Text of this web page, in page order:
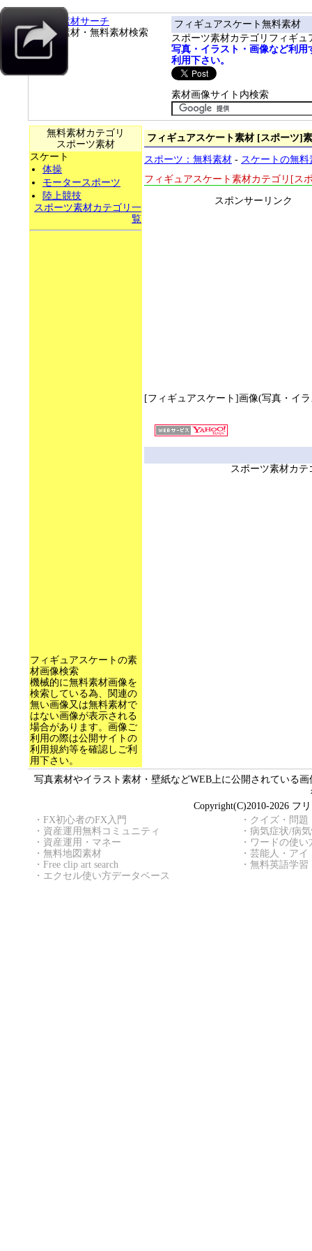
フリー素材サーチ
フリー素材・無料素材検索
フィギュアスケート無料素材
スポーツ素材カテゴリフィギ
写真・イラスト・画像など利
利用下さい。
素材画像サイト内検索
無料素材カテゴリ
スポーツ素材
スケート
体操
モータースポーツ
陸上競技
スポーツ素材カテゴリ一
覧
フィギュアスケートの素
材画像検索
機械的に無料素材画像を
検索している為、関連の
無い画像又は無料素材で
はない画像が表示される
場合があります。画像ご
利用の際は公開サイトの
利用規約等を確認しご利
用下さい。
フィギュアスケート素材 [スポーツ]
スポーツ：無料素材 - スケートの無料
フィギュアスケート素材カテゴリ[ス
スポンサーリンク
[フィギュアスケート]画像(写真・イラ
スポーツ素材カ
写真素材やイラスト素材・壁紙などWEB上に公開されている
Copyright(C)2010-2026 フ
・ FX初心者のFX入門
・ 資産運用無料コミュニティ
・ 資産運用・マネー
・ 無料地図素材
・ Free clip art search
・ エクセル使い方データベース
・ クイズ・問題
・ 病気症状/病
・ ワードの使い
・ 芸能人・アイ
・ 無料英語学習